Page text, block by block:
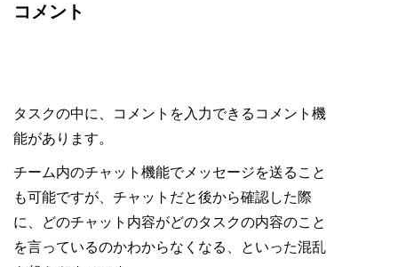
コメント
タスクの中に、コメントを入力できるコメント機
能があります。
チーム内のチャット機能でメッセージを送ること
も可能ですが、チャットだと後から確認した際
に、どのチャット内容がどのタスクの内容のこと
を言っているのかわからなくなる、といった混乱